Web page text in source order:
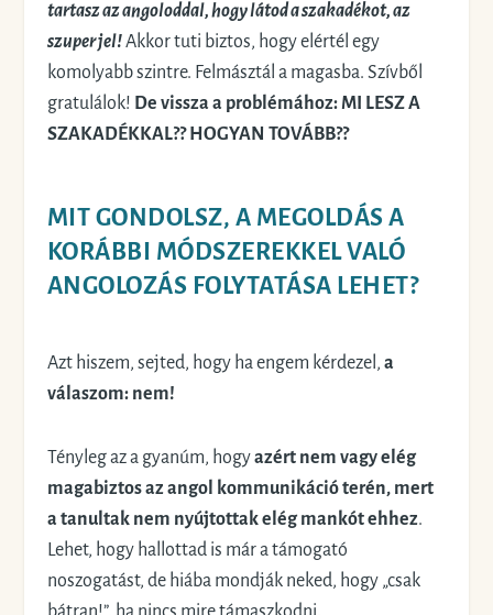
tartasz az angoloddal, hogy látod a szakadékot, az
szuper jel!Akkor tuti biztos, hogy elértél egy
komolyabb szintre. Felmásztál a magasba. Szívből
gratulálok! De vissza a problémához: MI LESZ A
SZAKADÉKKAL?? HOGYAN TOVÁBB??
MIT GONDOLSZ, A MEGOLDÁS A
KORÁBBI MÓDSZEREKKEL VALÓ
ANGOLOZÁS FOLYTATÁSA LEHET?
Azt hiszem, sejted, hogy ha engem kérdezel, a
válaszom: nem!
Tényleg az a gyanúm, hogyazért nem vagy elég
magabiztos az angol kommunikáció terén, mert
a tanultak nem nyújtottak elég mankót ehhez.
Lehet, hogy hallottad is már a támogató
noszogatást, de hiába mondják neked, hogy „csak